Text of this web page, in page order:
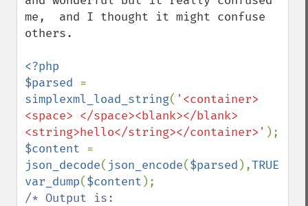
me,  and I thought it might confuse
others.
<?php
$parsed
simplexml_load_string( '<container>
<space> </space><blank></blank>
<string>hello</string></container>'
$content
json_decode( json_encode($parsed ),TRUE
var_dump($content
/* Output is: